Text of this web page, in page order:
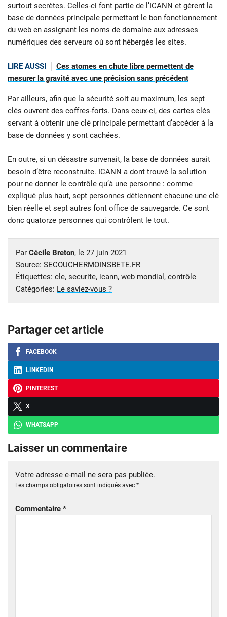
surtout secrètes. Celles-ci font partie de l’ICANN et gèrent la
base de données principale permettant le bon fonctionnement
du web en assignant les noms de domaine aux adresses
numériques des serveurs où sont hébergés les sites.
LIRE AUSSI
Ces atomes en chute libre permettent de
mesurer la gravité avec une précision sans précédent
Par ailleurs, afin que la sécurité soit au maximum, les sept
clés ouvrent des coffres-forts. Dans ceux-ci, des cartes clés
servant à obtenir une clé principale permettant d’accéder à la
base de données y sont cachées.
En outre, si un désastre survenait, la base de données aurait
besoin d’être reconstruite. ICANN a dont trouvé la solution
pour ne donner le contrôle qu’à une personne : comme
expliqué plus haut, sept personnes détiennent chacune une clé
bien réelle et sept autres font office de sauvegarde. Ce sont
donc quatorze personnes qui contrôlent le tout.
Par Cécile Breton, le 27 juin 2021
Source: SECOUCHERMOINSBETE.FR
Étiquettes: cle, securite, icann, web mondial , contrôle
Catégories: Le saviez-vous ?
Partager cet article
FACEBOOK
LINKEDIN
PINTEREST
X
WHATSAPP
Laisser un commentaire
Votre adresse e-mail ne sera pas publiée.
Les champs obligatoires sont indiqués avec *
Commentaire *